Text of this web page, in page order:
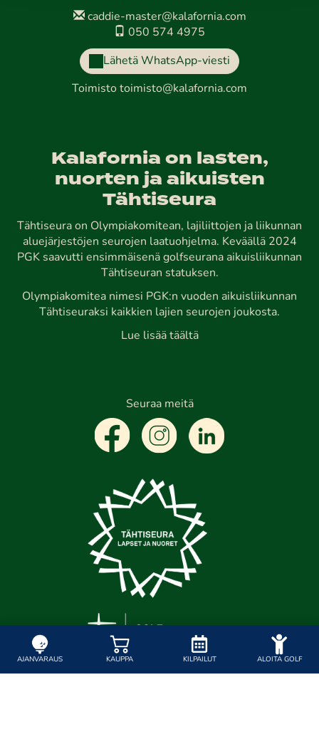
AJANVARAUS KAUPPA KILPAILUT ALOITA GOLF
caddie-master@kalafornia.com
050 574 4975
Lähetä WhatsApp-viesti
Toimisto toimisto@kalafornia.com
Kalafornia on lasten,
nuorten ja aikuisten
Tähtiseura
Tähtiseura on Olympiakomitean, lajiliittojen ja liikunnan
aluejärjestöjen seurojen laatuohjelma. Keväällä 2024
PGK saavutti ensimmäisenä golfseurana aikuisliikunnan
Tähtiseuran statuksen.
Olympiakomitea nimesi PGK:n vuoden aikuisliikunnan
Tähtiseuraksi kaikkien lajien seurojen joukosta.
Lue lisää täältä
Seuraa meitä